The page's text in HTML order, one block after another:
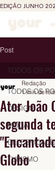
EDIÇÃO JUNHO
Post
TODOS OS
DESIGN
MODA
TURISMO
TODOS OS
Ator João
segunda
Globo
Redação
1 min de